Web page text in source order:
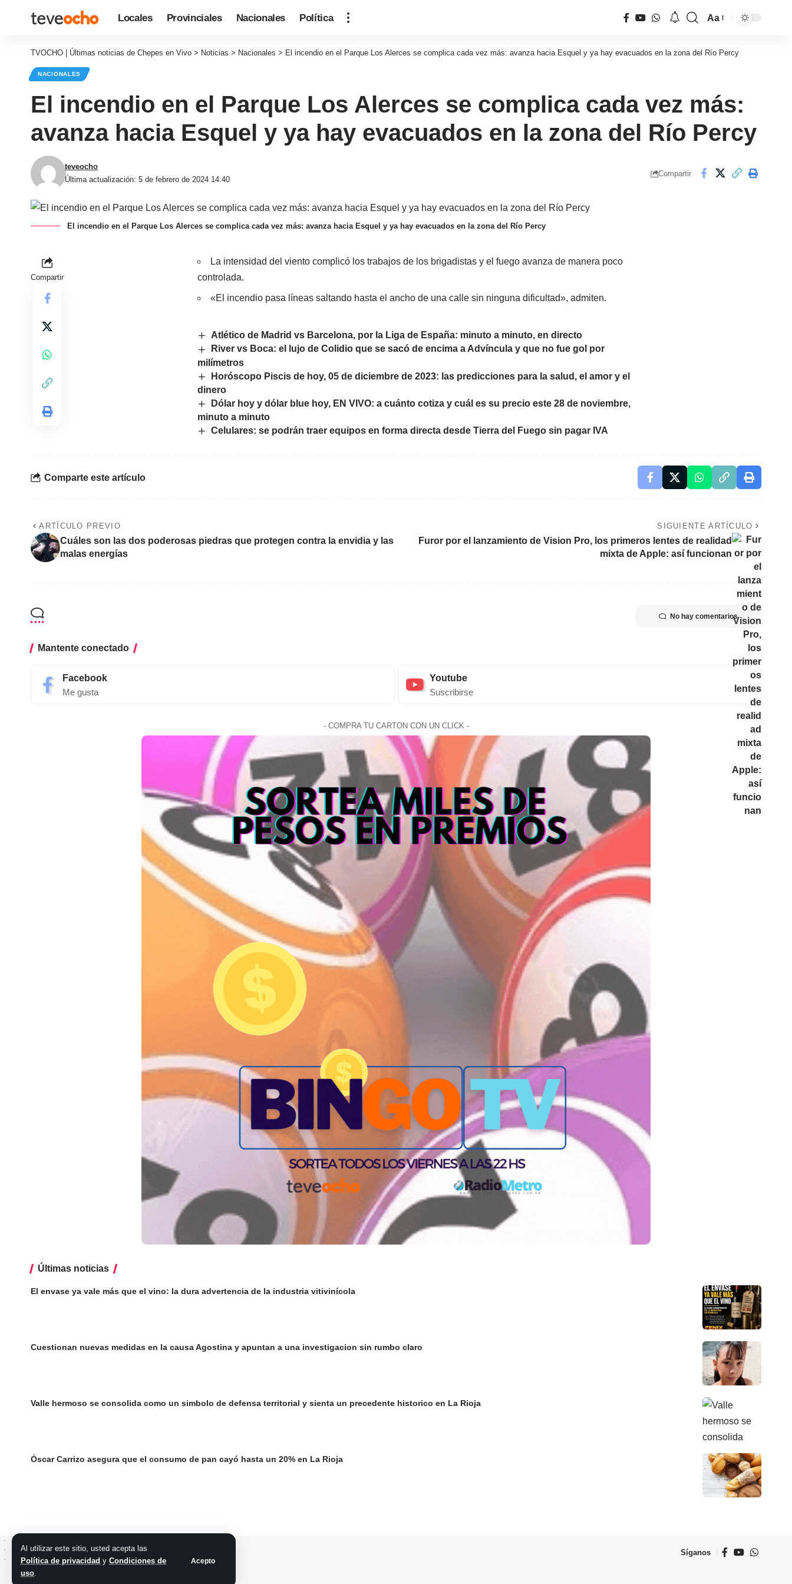
Al utilizar este sitio, usted acepta las
Política de privacidad y Condiciones de
uso.
Acepto
Locales Provinciales Nacionales Política
fuente
Aa
TVOCHO | Últimas noticias de Chepes en Vivo > Noticias > Nacionales > El incendio en el Parque Los Alerces se complica cada vez más: avanza hacia Esquel y ya hay evacuados en la zona del Río Percy
NACIONALES
El incendio en el Parque Los Alerces se complica cada vez más:
avanza hacia Esquel y ya hay evacuados en la zona del Río Percy
Última actualización: 5 de febrero de 2024 14:40
teveocho
Compartir
El incendio en el Parque Los Alerces se complica cada vez más: avanza hacia Esquel y ya hay evacuados en la zona del Río Percy
Compartir
La intensidad del viento complicó los trabajos de los brigadistas y el fuego avanza de manera poco
controlada.
«El incendio pasa líneas saltando hasta el ancho de una calle sin ninguna dificultad», admiten.
Atlético de Madrid vs Barcelona, por la Liga de España: minuto a minuto, en directo
River vs Boca: el lujo de Colidio que se sacó de encima a Advíncula y que no fue gol por
milímetros
Horóscopo Piscis de hoy, 05 de diciembre de 2023: las predicciones para la salud, el amor y el
dinero
Dólar hoy y dólar blue hoy, EN VIVO: a cuánto cotiza y cuál es su precio este 28 de noviembre,
minuto a minuto
Celulares: se podrán traer equipos en forma directa desde Tierra del Fuego sin pagar IVA
Comparte este artículo
ARTÍCULO PREVIO
Cuáles son las dos poderosas piedras que protegen contra la envidia y las
malas energías
SIGUIENTE ARTÍCULO
Furor por el lanzamiento de Vision Pro, los primeros lentes de realidad
mixta de Apple: así funcionan
No hay comentarios
Mantente conectado
Facebook
Me gusta
Youtube
Suscribirse
- COMPRA TU CARTON CON UN CLICK -
Últimas noticias
El envase ya vale más que el vino: la dura advertencia de la industria vitivinícola
Cuestionan nuevas medidas en la causa Agostina y apuntan a una investigacion sin rumbo claro
Valle hermoso se consolida como un simbolo de defensa territorial y sienta un precedente historico en La Rioja
Óscar Carrizo asegura que el consumo de pan cayó hasta un 20% en La Rioja
Síganos